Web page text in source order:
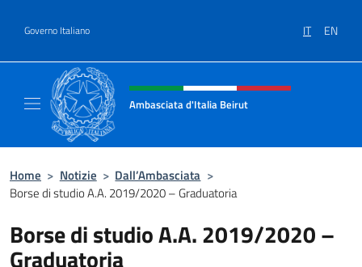
Governo Italiano IT EN
Intestazione sito, social e menù
Ambasciata d'Italia Beirut
Home > Notizie > Dall’Ambasciata >
Borse di studio A.A. 2019/2020 – Graduatoria
Borse di studio A.A. 2019/2020 –
Graduatoria